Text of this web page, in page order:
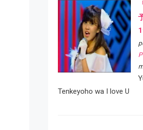
Tenkeyoho wa I love U